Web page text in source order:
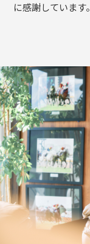
に感謝しています。